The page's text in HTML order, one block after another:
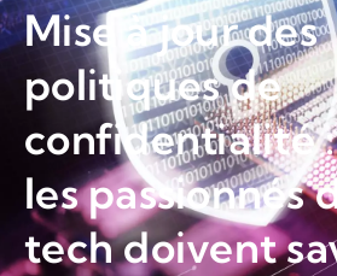
Mise à jour des
politiques de
confidentialité
les passionnés
tech doivent